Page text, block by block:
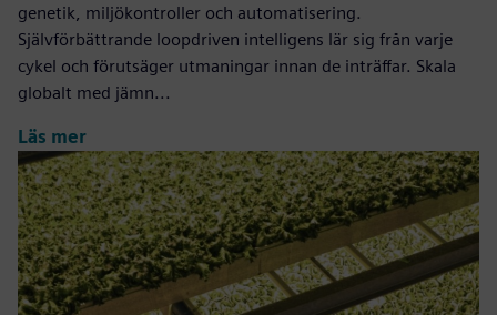
genetik, miljökontroller och automatisering.
Självförbättrande loopdriven intelligens lär sig från varje
cykel och förutsäger utmaningar innan de inträffar. Skala
globalt med jämn...
Läs mer